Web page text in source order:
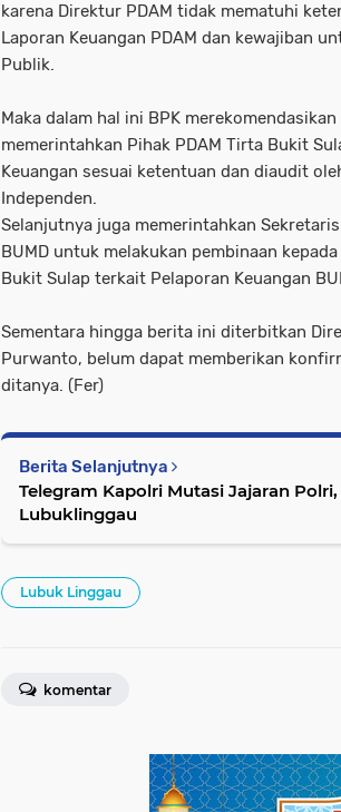
karena Direktur PDAM tidak mematuhi
Laporan Keuangan PDAM dan kewajiban
Publik.
Maka dalam hal ini BPK
memerintahkan Pihak PDAM Tirta Bukit
Keuangan sesuai ketentuan dan diaudit
Independen.
Selanjutnya juga memerintahkan
BUMD untuk melakukan pembinaan
Bukit Sulap terkait Pelaporan Keuangan
Sementara hingga berita ini diterbitkan
Purwanto, belum dapat memberikan
ditanya. (Fer)
Berita Selanjutnya
Telegram Kapolri Mutasi Jajaran
Lubuklinggau
Lubuk Linggau
komentar